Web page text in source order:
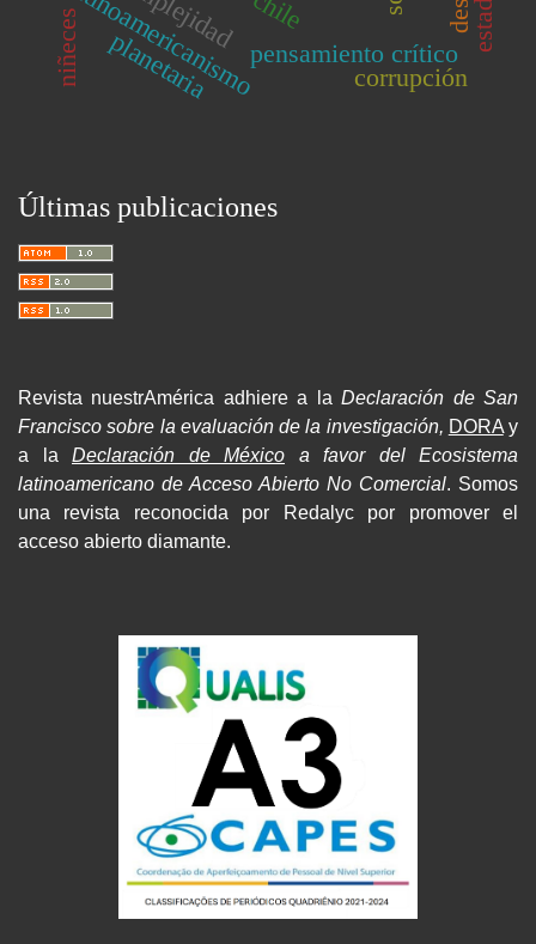
latinoamericanismopensamiento crítico
estado
planetaria
niñeces corrupción
Últimas publicaciones
Revista nuestrAmérica adhiere a laDeclaración de San
Francisco sobre la evaluación de la investigación, DORAy
a la Declaración de México a favor del Ecosistema
latinoamericano de Acceso Abierto No Comercial. Somos
una revista reconocida por Redalyc por promover el
acceso abierto diamante.